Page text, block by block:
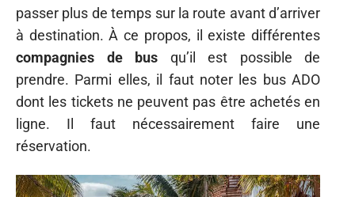
passer plus de temps sur la route avant d’arriver
à destination. À ce propos, il existe différentes
compagnies de bus qu’il est possible de
prendre. Parmi elles, il faut noter les bus ADO
dont les tickets ne peuvent pas être achetés en
ligne. Il faut nécessairement faire une
réservation.